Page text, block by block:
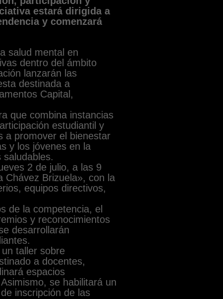
estará dirigida a
y comenzará
salud mental en
dentro del ámbito
lanzarán las
destinada a
Capital,
que combina instancias
estudiantil y
a promover el bienestar
y los jóvenes en la
2 de julio, a las 9
Chávez Brizuela», con la
equipos directivos,
de la competencia, el
y reconocimientos
desarrollarán
taller sobre
a docentes,
espacios
se habilitará un
inscripción de las